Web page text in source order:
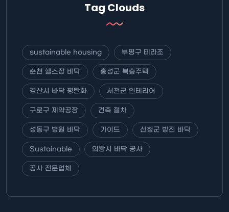
Tag Clouds
sustainable housing 부평구 테라조
춘천 헬스장 바닥 홍성군 복층주택
경산시 바닥 평탄화 서천군 인테리어
구로구 제약공장 건축 절차
성동구 병원 바닥 가이드 산청군 방진 바닥
Sustainable 의왕시 바닥 공사
공사 전문업체